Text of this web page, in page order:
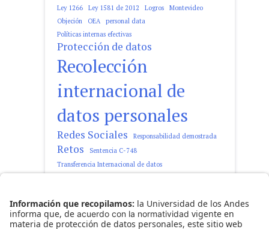
Ley 1266 Ley 1581 de 2012 Logros
Montevideo
Objeción
OEA
personal data
Políticas internas efectivas
Protección de datos
Recolección
internacional de
datos personales
Redes Sociales Responsabilidad demostrada
Retos
Sentencia C-748
Transferencia Internacional de datos